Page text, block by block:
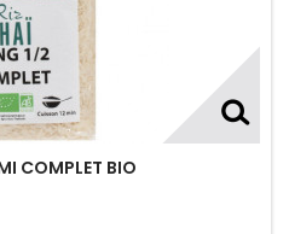
COMPLET BIO